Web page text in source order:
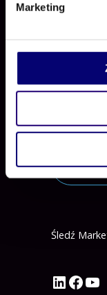
Marketing
Dołącz do
Śledź
Profil Marketplanet na LinkedIn
Profil Kanał